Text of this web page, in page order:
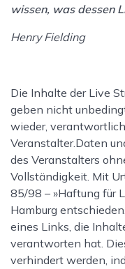
wissen, was dessen
Henry Fielding
Die Inhalte der Live
geben nicht
wieder,
Veranstalter.Daten
des Veranstalters
Vollständigkeit. Mit
85/98 – »Haftung für
Hamburg
eines Links, die
verantworten hat.
verhindert werden,